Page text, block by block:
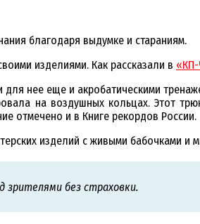
благодаря выдумке и стараниям.
изделиями. Как рассказали в «КП-
нее еще и акробатическими
на воздушных кольцах. Этот
отмечено и в Книге рекордов России.
изделий с живыми бабочками и
зрителями без страховки.